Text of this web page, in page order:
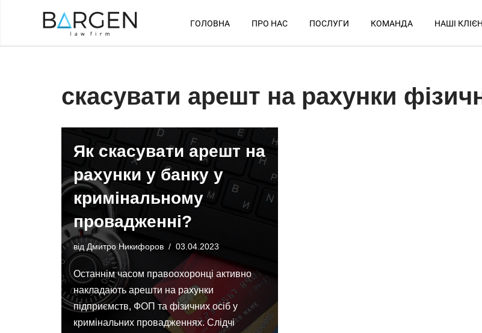
ГОЛОВНА ПРО НАС ПОСЛУГИ КОМАНДА НАШІ
скасувати арешт на рахунки
Як скасувати арешт на
рахунки у банку у
кримінальному
провадженні?
від Дмитро Никифоров 03.04.2023
Останнім часом правоохоронці активно
накладають арешти на рахунки
підприємств, ФОП та фізичних осіб у
кримінальних провадженнях. Слідчі